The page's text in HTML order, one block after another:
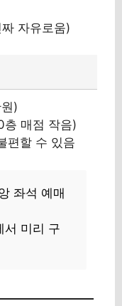
자유로움)
)
층 매점 작음)
편할 수 있음
좌석 예매
서 미리 구